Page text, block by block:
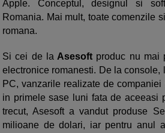
Apple. Conceptul, designul si
Romania. Mai mult, toate comenzile
romana.
Si cei de la Asesoft produc nu mai
electronice romanesti. De la console,
PC, vanzarile realizate de
in primele sase luni fata de aceeasi
trecut, Asesoft a vandut produse
milioane de dolari, iar pentru anul